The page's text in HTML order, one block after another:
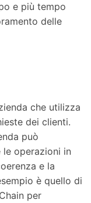
e più tempo
delle
che utilizza
dei clienti.
può
operazioni in
e la
è quello di
per